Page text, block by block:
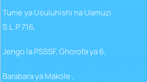
Tume ya Usuluhishi na Uamuzi
S.L.P 716,
Jengo la PSSSF, Ghorofa ya 6,
Barabara ya Makole ,